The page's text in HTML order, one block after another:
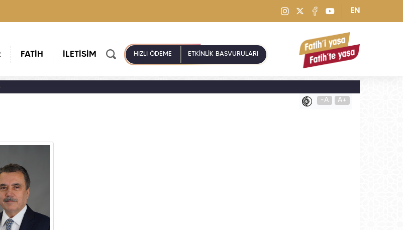
EN
FATİH İLETİŞİM HIZLI ÖDEME ETKİNLİK BAŞVURULARI
-A A+